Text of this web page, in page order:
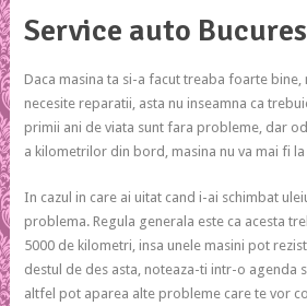
Service auto
Daca masina ta si-a facut treaba foarte bine,
necesite reparatii, asta nu inseamna ca
primii ani de viata sunt fara probleme, dar
a kilometrilor din bord, masina nu va mai fi
In cazul in care ai uitat cand i-ai schimbat
problema. Regula generala este ca acesta
5000 de kilometri, insa unele masini pot
destul de des asta, noteaza-ti intr-o agenda
altfel pot aparea alte probleme care te vor